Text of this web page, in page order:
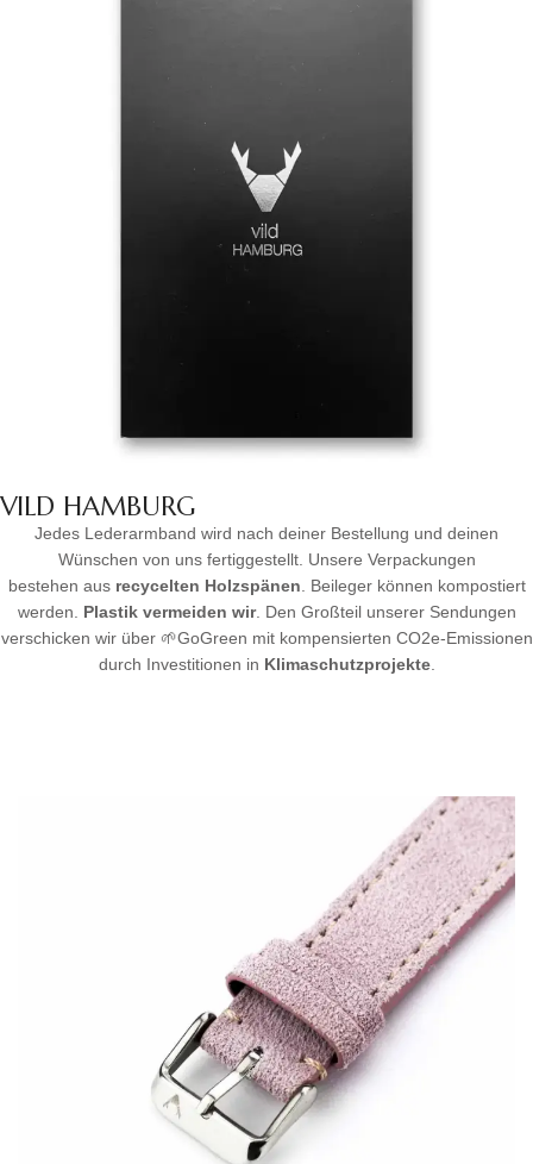
VILD HAMBURG
Jedes Lederarmband wird nach deiner Bestellung und deinen
Wünschen von uns fertiggestellt. Unsere Verpackungen
bestehen aus recycelten Holzspänen . Beileger können kompostiert
werden. Plastik vermeiden wir. Den Großteil unserer Sendungen
verschicken wir über 🌱GoGreen mit kompensierten CO2e-Emissionen
durch Investitionen in Klimaschutzprojekte.